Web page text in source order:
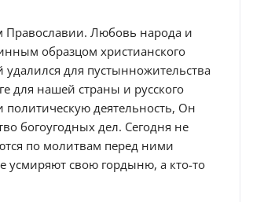
Православии. Любовь народа и
образцом христианского
для пустынножительства
для нашей страны и русского
деятельность, Он
богоугодных дел. Сегодня не
по молитвам перед ними
усмиряют свою гордыню, а кто-то